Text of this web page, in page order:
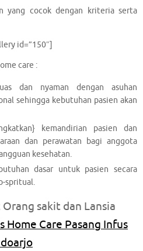
yang cocok dengan kriteria serta
id=”150″]
care :
dan nyaman dengan asuhan
sehingga kebutuhan pasien akan
kemandirian pasien dan
dan perawatan bagi anggota
kesehatan.
dasar untuk pasien secara
spritual.
sakit dan Lansia
Home Care Pasang Infus